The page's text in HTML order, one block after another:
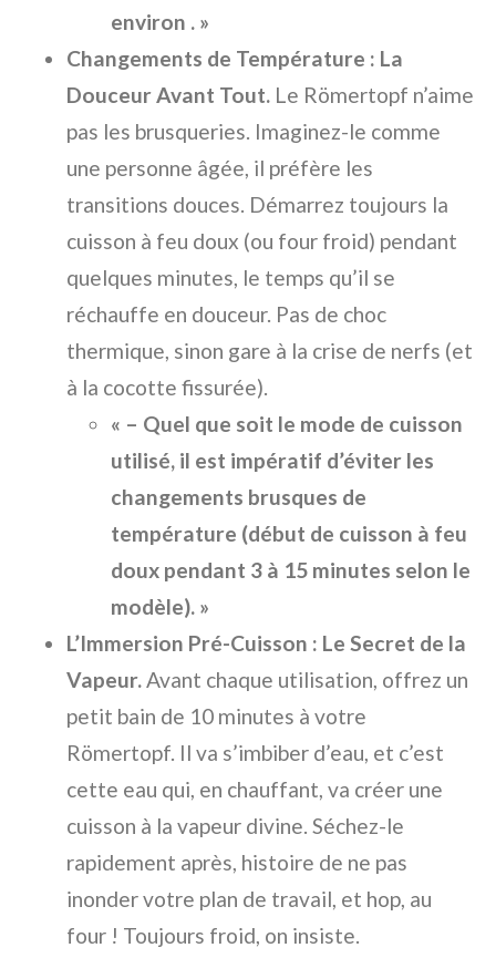
environ . »
Changements de Température : La
Douceur Avant Tout. Le Römertopf n’aime
pas les brusqueries. Imaginez-le comme
une personne âgée, il préfère les
transitions douces. Démarrez toujours la
cuisson à feu doux (ou four froid) pendant
quelques minutes, le temps qu’il se
réchauffe en douceur. Pas de choc
thermique, sinon gare à la crise de nerfs (et
à la cocotte fissurée).
« – Quel que soit le mode de cuisson
utilisé, il est impératif d’éviter les
changements brusques de
température (début de cuisson à feu
doux pendant 3 à 15 minutes selon le
modèle). »
L’Immersion Pré-Cuisson : Le Secret de la
Vapeur.Avant chaque utilisation, offrez un
petit bain de 10 minutes à votre
Römertopf. Il va s’imbiber d’eau, et c’est
cette eau qui, en chauffant, va créer une
cuisson à la vapeur divine. Séchez-le
rapidement après, histoire de ne pas
inonder votre plan de travail, et hop, au
four ! Toujours froid, on insiste.